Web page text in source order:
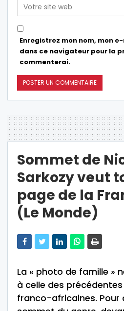
Enregistrez mon nom, mon
dans ce navigateur pour la
commenterai.
Sommet de
Sarkozy veut
page de la
(Le Monde)
La « photo de famille »
à celle des
franco-africaines. Pour